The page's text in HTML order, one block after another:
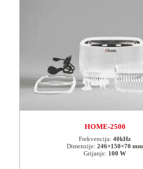
HOME-2500
Frekvencija: 40kHz
Dimenzije: 246×150×70 mm
Grijanje: 100 W